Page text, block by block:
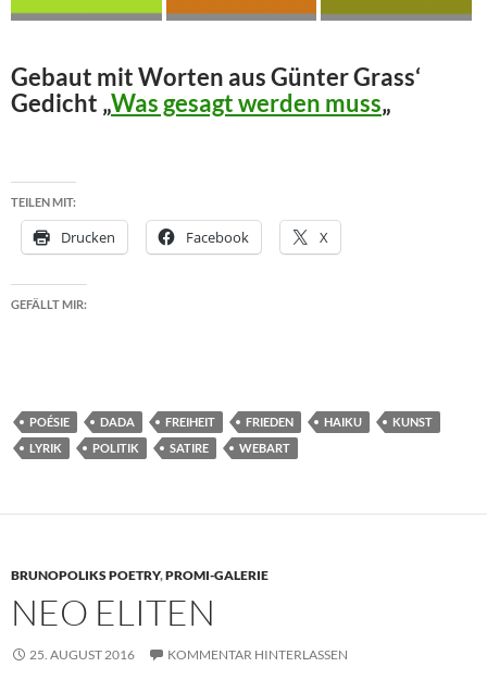
Gebaut mit Worten aus Günter Grass‘
Gedicht „Was gesagt werden muss„
TEILEN MIT:
Drucken Facebook X
GEFÄLLT MIR:
POÉSIE DADA FREIHEIT FRIEDEN HAIKU
KUNST
LYRIK
POLITIK SATIRE WEBART
BRUNOPOLIKS POETRY,PROMI-GALERIE
NEO ELITEN
25. AUGUST 2016 KOMMENTAR HINTERLASSEN